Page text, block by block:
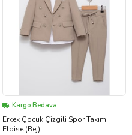
Kargo Bedava
Erkek Çocuk Çizgili Spor Takım
Elbise (Bej)